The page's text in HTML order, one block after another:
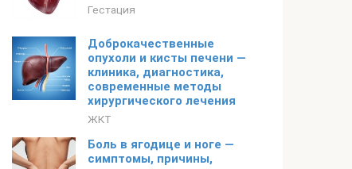
Гестация
Доброкачественные
опухоли и кисты печени —
клиника, диагностика,
современные методы
хирургического лечения
ЖКТ
Боль в ягодице и ноге —
симптомы, причины,